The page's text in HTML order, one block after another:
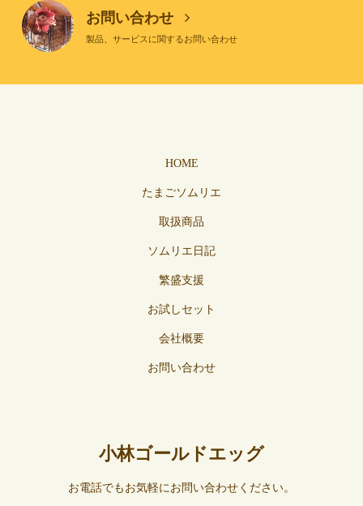
お問い合わせ
製品、サービスに関するお問い合わせ
HOME
たまごソムリエ
取扱商品
ソムリエ日記
繁盛支援
お試しセット
会社概要
お問い合わせ
小林ゴールドエッグ
お電話でもお気軽にお問い合わせください。